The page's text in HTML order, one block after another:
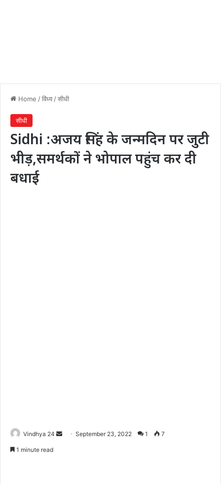
Home /विंध्य /सीधी
सीधी
Sidhi :अजय सिंह के जन्मदिन पर जुटी
भीड़,समर्थकों ने भोपाल पहुंच कर दी
बधाई
Vindhya 24
SendSeptember 23, 2022 1 7
1 minute read